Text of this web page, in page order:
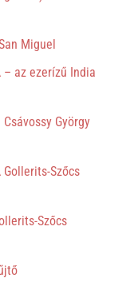
Miguel
– az ezerízű India
Csávossy György
Gollerits-Szőcs
Szőcs